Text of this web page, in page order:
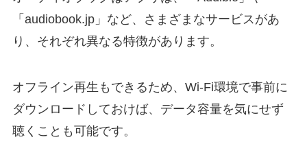
「audiobook.jp」など、さまざまなサービスがあ
り、それぞれ異なる特徴があります。
オフライン再生もできるため、Wi-Fi環境で事前に
ダウンロードしておけば、データ容量を気にせず
聴くことも可能です。